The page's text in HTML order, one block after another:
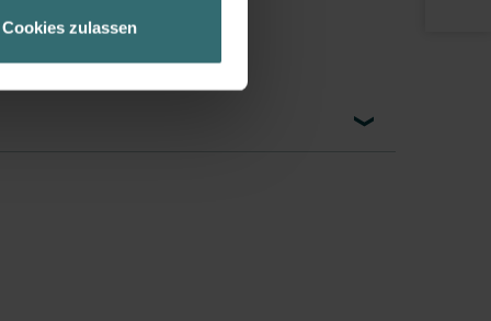
Informationen
über einen Link in der
Cookies zulassen